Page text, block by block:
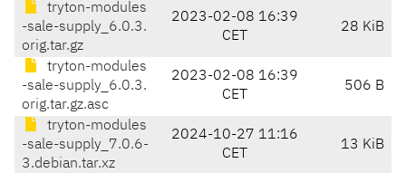
tryton-modules
-sale-supply_6.0.3.
orig.tar.gz
2023-02-08 16:39
CET
28 KiB
tryton-modules
-sale-supply_6.0.3.
orig.tar.gz.asc
2023-02-08 16:39
CET
506 B
tryton-modules
-sale-supply_7.0.6-
3.debian.tar.xz
2024-10-27 11:16
CET
13 KiB